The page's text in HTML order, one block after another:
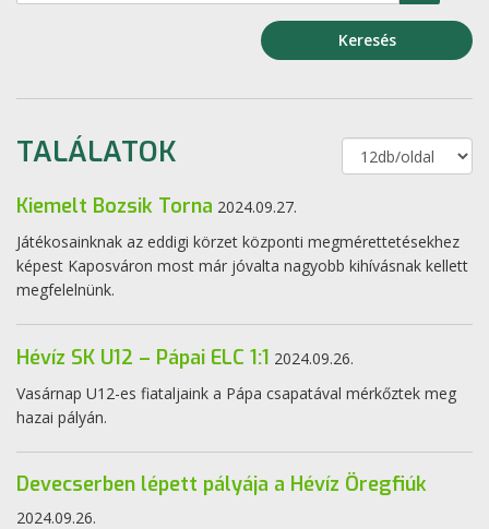
Keresés
TALÁLATOK
Kiemelt Bozsik Torna 2024.09.27.
Játékosainknak az eddigi körzet központi megmérettetésekhez
képest Kaposváron most már jóvalta nagyobb kihívásnak kellett
megfelelnünk.
Hévíz SK U12 – Pápai ELC 1:1 2024.09.26.
Vasárnap U12-es fiataljaink a Pápa csapatával mérkőztek meg
hazai pályán.
Devecserben lépett pályája a Hévíz Öregfiúk
2024.09.26.